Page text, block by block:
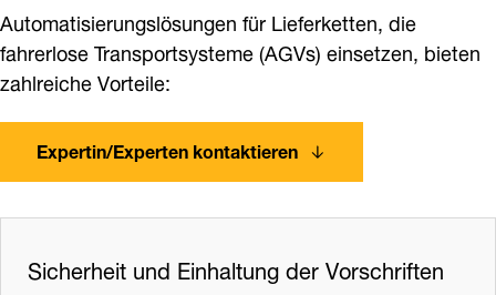
Automatisierungslösungen für Lieferketten, die
fahrerlose Transportsysteme (AGVs) einsetzen, bieten
zahlreiche Vorteile:
Expertin/Experten kontaktieren
Sicherheit und Einhaltung der Vorschriften